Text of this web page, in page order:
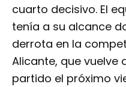
cuarto decisivo. El
tenía a su alcance
derrota en la
Alicante, que vuelve
partido el próximo